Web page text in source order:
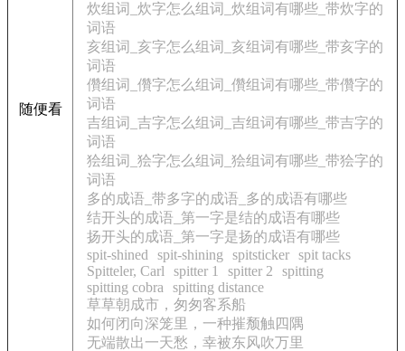
随便看
炊组词_炊字怎么组词_炊组词有哪些_带炊字的
词语
亥组词_亥字怎么组词_亥组词有哪些_带亥字的
词语
儹组词_儹字怎么组词_儹组词有哪些_带儹字的
词语
吉组词_吉字怎么组词_吉组词有哪些_带吉字的
词语
狯组词_狯字怎么组词_狯组词有哪些_带狯字的
词语
多的成语_带多字的成语_多的成语有哪些
结开头的成语_第一字是结的成语有哪些
扬开头的成语_第一字是扬的成语有哪些
spit-shined
spit-shining spitsticker spit tacks
Spitteler, Carl
spitter 1 spitter 2
spitting
spitting cobra
spitting distance
草草朝成市，匆匆客系船
如何闭向深笼里，一种摧颓触四隅
无端散出一天愁，幸被东风吹万里